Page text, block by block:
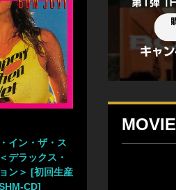
イン・ザ・ス
デラックス・
ン＞ [初回生産
CD]
MOVIE